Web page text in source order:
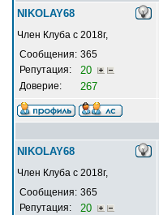
NIKOLAY68
Член Клуба с 2018г,
Сообщения: 365
Репутация:
20
Доверие: 267
NIKOLAY68
Член Клуба с 2018г,
Сообщения: 365
Репутация:
20